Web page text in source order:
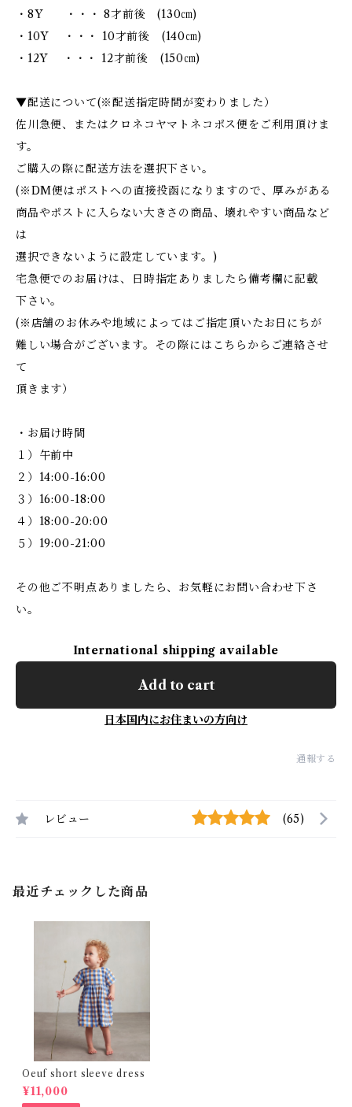
・8Y ・・・ 8才前後 (130㎝)
・10Y ・・・ 10才前後 (140㎝)
・12Y ・・・ 12才前後 (150㎝)
▼配送について(※配送指定時間が変わりました）
佐川急便、またはクロネコヤマトネコポス便をご利用頂けま
す。
ご購入の際に配送方法を選択下さい。
(※DM便はポストへの直接投函になりますので、厚みがある
商品やポストに入らない大きさの商品、壊れやすい商品など
は
選択できないように設定しています。)
宅急便でのお届けは、日時指定ありましたら備考欄に記載
下さい。
(※店舗のお休みや地域によってはご指定頂いたお日にちが
難しい場合がございます。その際にはこちらからご連絡させ
て
頂きます）
・お届け時間
１）午前中
２）14:00-16:00
３）16:00-18:00
４）18:00-20:00
５）19:00-21:00
その他ご不明点ありましたら、お気軽にお問い合わせ下さ
い。
International shipping available
Add to cart
日本国内にお住まいの方向け
通報する
レビュー (65)
最近チェックした商品
Oeuf short sleeve dress
¥11,000